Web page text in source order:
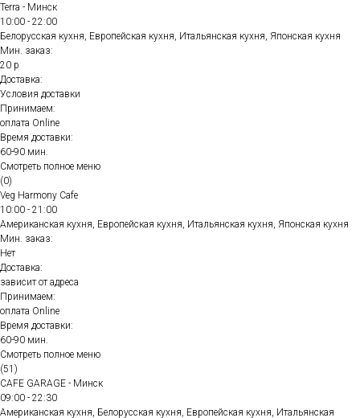
Terra - Минск
10:00 - 22:00
Белорусская кухня, Европейская кухня, Итальянская кухня, Японская кухня
Мин. заказ:
20 р
Доставка:
Условия доставки
Принимаем:
оплата Online
Время доставки:
60-90 мин.
Смотреть полное меню
(0)
Veg Harmony Cafe
10:00 - 21:00
Американская кухня, Европейская кухня, Итальянская кухня, Японская кухня
Мин. заказ:
Нет
Доставка:
зависит от адреса
Принимаем:
оплата Online
Время доставки:
60-90 мин.
Смотреть полное меню
(51)
CAFE GARAGE - Минск
09:00 - 22:30
Американская кухня, Белорусская кухня, Европейская кухня, Итальянская